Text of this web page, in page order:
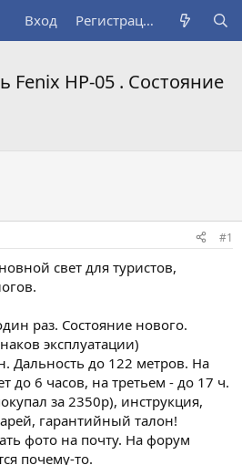
Вход Регистрация
HP-05 . Состояние
#1
свет для туристов,
раз. Состояние нового.
эксплуатации)
Дальность до 122 метров. На
до 6 часов, на третьем - до 17 ч.
за 2350р), инструкция,
гарантийный талон!
фото на почту. На форум
почему-то.